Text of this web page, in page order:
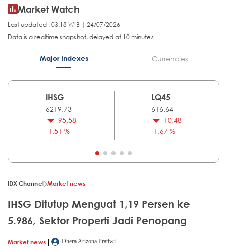
Market Watch
Last updated : 03.18 WIB | 24/07/2026
Data is a realtime snapshot, delayed at 10 minutes
Major Indexes Currencies
IHSG
6219.73
-95.58
-1.51 %
LQ45
616.64
-10.48
-1.67 %
IDX Channel Market news
IHSG Ditutup Menguat 1,19 Persen ke
5.986, Sektor Properti Jadi Penopang
Market news |
Dhera Arizona Pratiwi